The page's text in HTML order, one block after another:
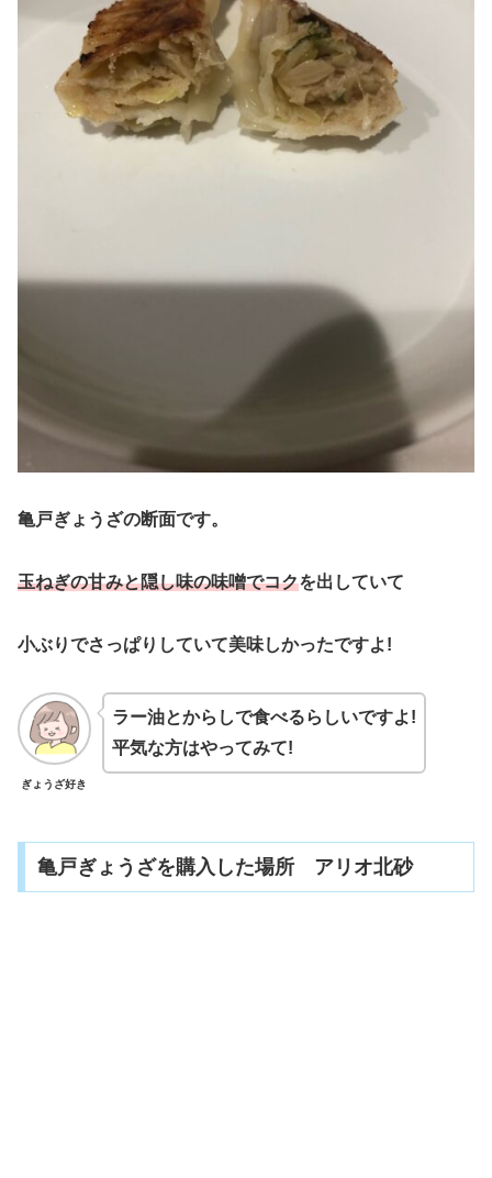
亀戸ぎょうざの断面です。
玉ねぎの甘みと隠し味の味噌でコクを出していて
小ぶりでさっぱりしていて美味しかったですよ!
ぎょうざ好き
ラー油とからしで食べるらしいですよ!
平気な方はやってみて!
亀戸ぎょうざを購入した場所 アリオ北砂